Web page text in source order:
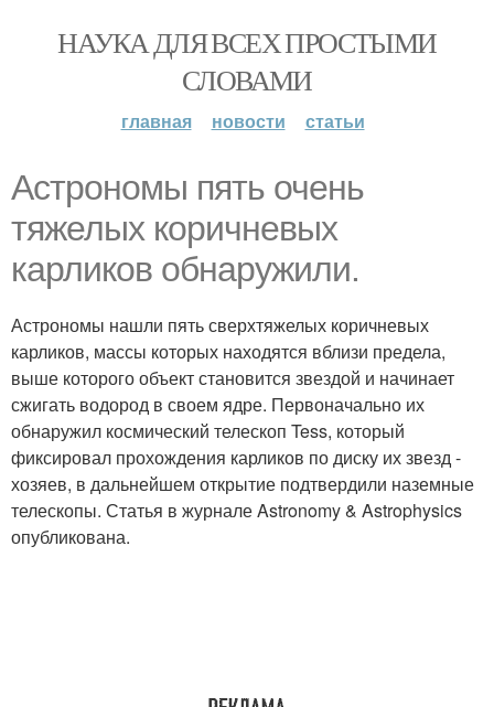
НАУКА ДЛЯ ВСЕХ ПРОСТЫМИ
СЛОВАМИ
главная новости статьи
Астрономы пять очень
тяжелых коричневых
карликов обнаружили.
Астрономы нашли пять сверхтяжелых коричневых
карликов, массы которых находятся вблизи предела,
выше которого объект становится звездой и начинает
сжигать водород в своем ядре. Первоначально их
обнаружил космический телескоп Tess, который
фиксировал прохождения карликов по диску их звезд -
хозяев, в дальнейшем открытие подтвердили наземные
телескопы. Статья в журнале Astronomy & Astrophysics
опубликована.